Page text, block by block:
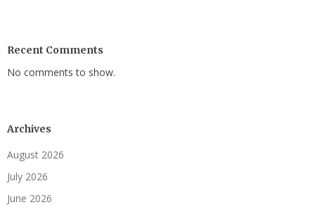
Recent Comments
No comments to show.
Archives
August 2026
July 2026
June 2026